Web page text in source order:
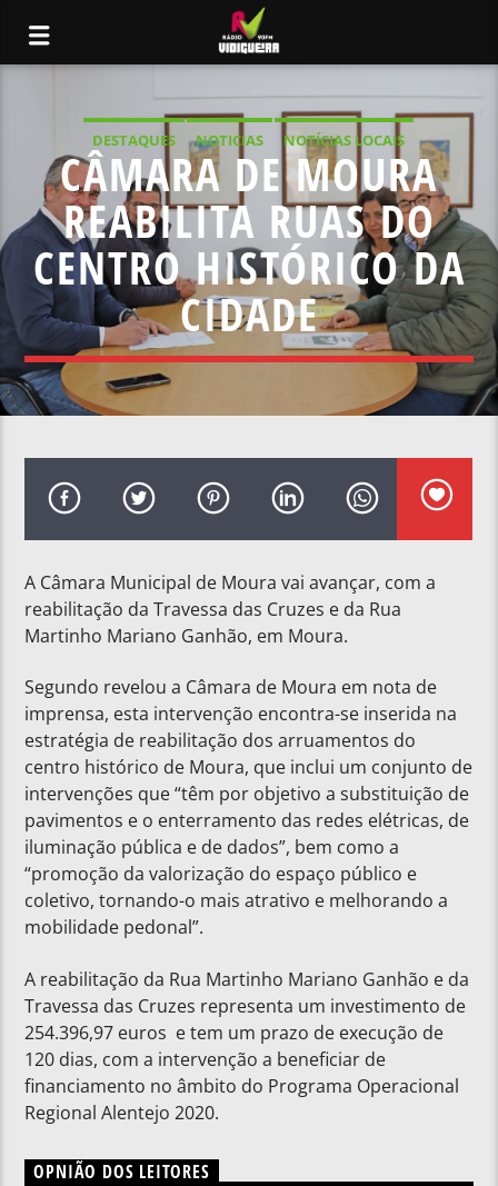
DESTAQUES NOTICIAS
NOTÍCIAS LOCAIS
NOTÍCIAS NACIONAIS
CÂMARA DE MOURA
REABILITA RUAS DO
CENTRO HISTÓRICO DA
CIDADE
A Câmara Municipal de Moura vai avançar, com a
reabilitação da Travessa das Cruzes e da Rua
Martinho Mariano Ganhão, em Moura.
Segundo revelou a Câmara de Moura em nota de
imprensa, esta intervenção encontra-se inserida na
estratégia de reabilitação dos arruamentos do
centro histórico de Moura, que inclui um conjunto de
intervenções que “têm por objetivo a substituição de
pavimentos e o enterramento das redes elétricas, de
iluminação pública e de dados”, bem como a
“promoção da valorização do espaço público e
coletivo, tornando-o mais atrativo e melhorando a
mobilidade pedonal”.
A reabilitação da Rua Martinho Mariano Ganhão e da
Travessa das Cruzes representa um investimento de
254.396,97 euros e tem um prazo de execução de
120 dias, com a intervenção a beneficiar de
financiamento no âmbito do Programa Operacional
Regional Alentejo 2020.
OPNIÃO DOS LEITORES